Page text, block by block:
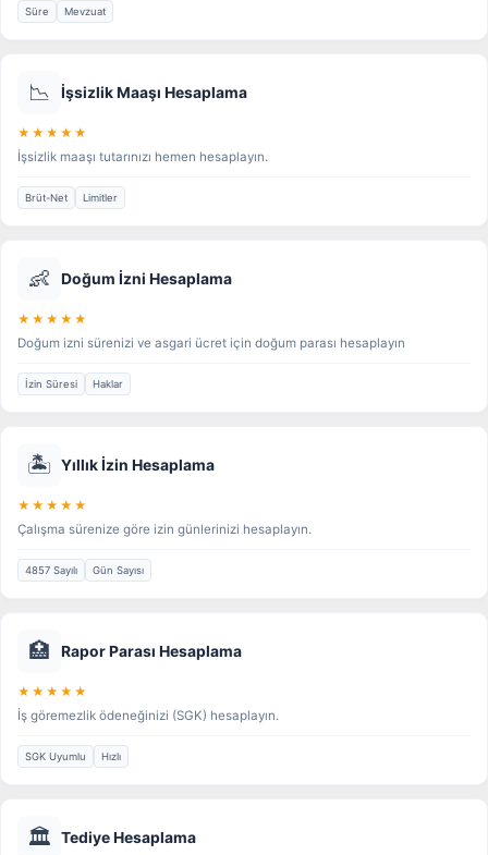
Süre Mevzuat
📉 İşsizlik Maaşı Hesaplama
★★★★★
İşsizlik maaşı tutarınızı hemen hesaplayın.
Brüt-Net Limitler
👶 Doğum İzni Hesaplama
★★★★★
Doğum izni sürenizi ve asgari ücret için doğum parası hesaplayın
İzin Süresi Haklar
🏝️ Yıllık İzin Hesaplama
★★★★★
Çalışma sürenize göre izin günlerinizi hesaplayın.
4857 Sayılı Gün Sayısı
🏥 Rapor Parası Hesaplama
★★★★★
İş göremezlik ödeneğinizi (SGK) hesaplayın.
SGK Uyumlu Hızlı
🏛️ Tediye Hesaplama